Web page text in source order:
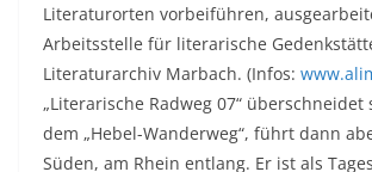
Literaturorten vorbeiführen,
Arbeitsstelle für literarische
Literaturarchiv Marbach. (Infos:
„Literarische Radweg 07“
dem „Hebel-Wanderweg“, führt dann
Süden, am Rhein entlang. Er ist als